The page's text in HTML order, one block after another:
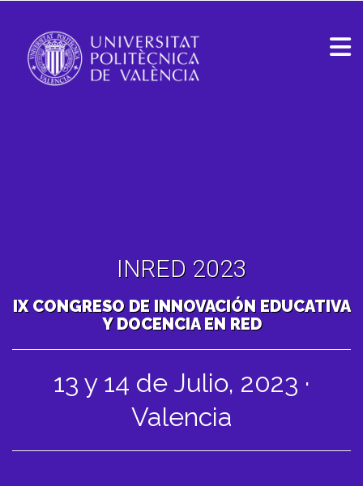
INRED 2023
IX CONGRESO DE INNOVACIÓN EDUCATIVA
Y DOCENCIA EN RED
13 y 14 de Julio, 2023 ·
Valencia